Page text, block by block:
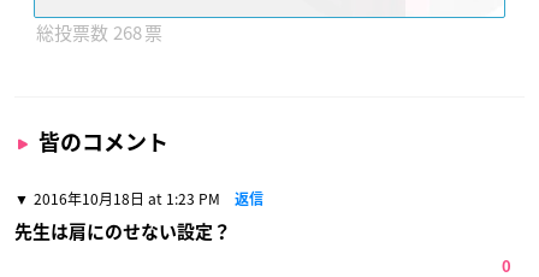
268
皆のコメント
2016年10月18日 at 1:23 PM 返信
先生は肩にのせない設定？
0